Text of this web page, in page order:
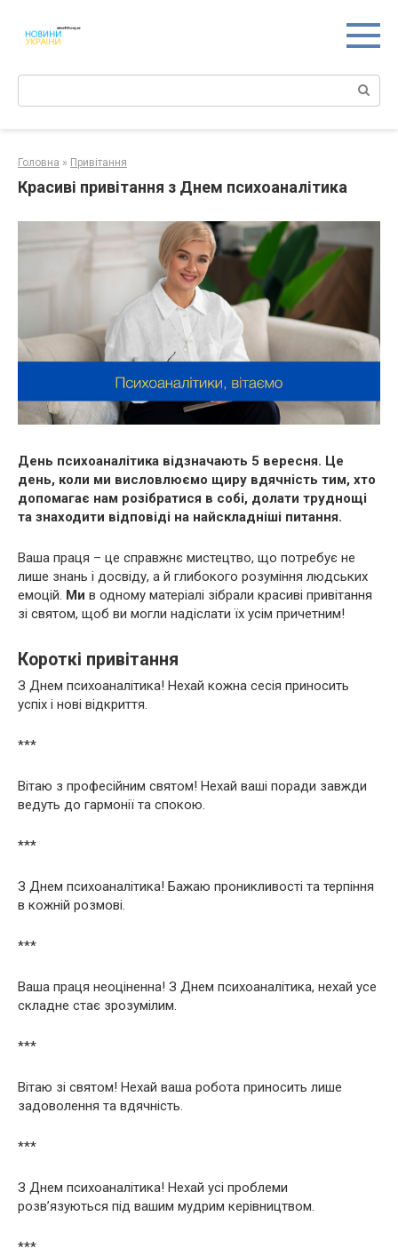
контенту
Поиск:
Головна » Привітання
Красиві привітання з Днем психоаналітика
День психоаналітика відзначають 5 вересня. Це
день, коли ми висловлюємо щиру вдячність тим, хто
допомагає нам розібратися в собі, долати труднощі
та знаходити відповіді на найскладніші питання.
Ваша праця – це справжнє мистецтво, що потребує не
лише знань і досвіду, а й глибокого розуміння людських
емоцій. Ми в одному матеріалі зібрали красиві привітання
зі святом, щоб ви могли надіслати їх усім причетним!
Короткі привітання
З Днем психоаналітика! Нехай кожна сесія приносить
успіх і нові відкриття.
***
Вітаю з професійним святом! Нехай ваші поради завжди
ведуть до гармонії та спокою.
***
З Днем психоаналітика! Бажаю проникливості та терпіння
в кожній розмові.
***
Ваша праця неоціненна! З Днем психоаналітика, нехай усе
складне стає зрозумілим.
***
Вітаю зі святом! Нехай ваша робота приносить лише
задоволення та вдячність.
***
З Днем психоаналітика! Нехай усі проблеми
розв’язуються під вашим мудрим керівництвом.